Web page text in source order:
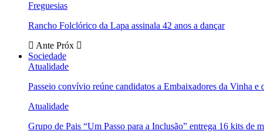
Freguesias
Rancho Folclórico da Lapa assinala 42 anos a dançar
Ante Próx
Sociedade
Atualidade
Passeio convívio reúne candidatos a Embaixadores da Vinha
Atualidade
Grupo de Pais “Um Passo para a Inclusão” entrega 16 kits de